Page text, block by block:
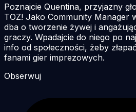
Poznajcie Quentina, przyjazny
TOZ! Jako Community Manager
dba o tworzenie żywej i
graczy. Wpadajcie do niego po
info od społeczności, żeby
fanami gier imprezowych.
Obserwuj